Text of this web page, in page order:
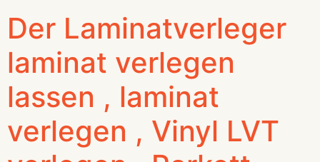
Der Laminatverleger
laminat verlegen
lassen , laminat
verlegen , Vinyl LVT